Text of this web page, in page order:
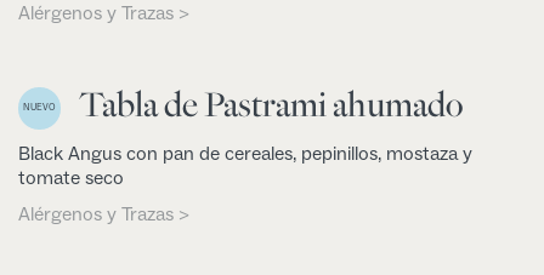
Alérgenos y Trazas >
NUEVO Tabla de Pastrami ahumado
Black Angus con pan de cereales, pepinillos, mostaza y
tomate seco
Alérgenos y Trazas >